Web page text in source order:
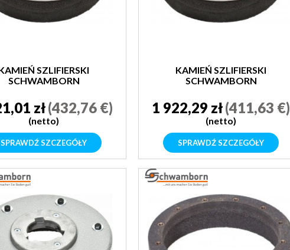
SZLIFIERSKI
SCHWAMBORN
zł(432,76 €)
(netto)
SPRAWDŹ SZCZEGÓŁY
KAMIEŃ SZLIFIERSKI
SCHWAMBORN
1 922,29 zł(411,63 €)
(netto)
SPRAWDŹ SZCZEGÓŁY